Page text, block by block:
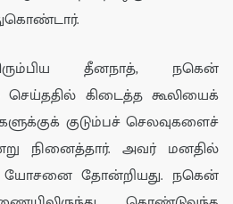
தீனநாத், நகென்
செய்ததில் கிடைத்த கூலியைக்
ளுக்குக் குடும்பச் செலவுகளைச்
நினைத்தார். அவர்மனதில்
யோசனை தோன்றியது. நகென்